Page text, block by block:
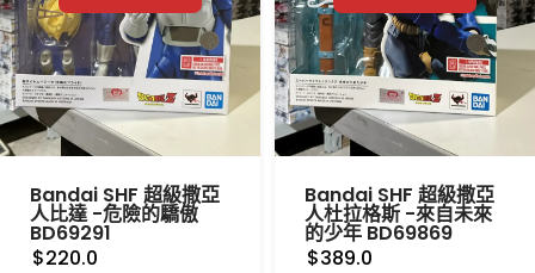
Bandai SHF 超級撒亞
人比達 -危險的驕傲
BD69291
$220.0
Bandai SHF 超級撒亞
人杜拉格斯 -來自未來
的少年 BD69869
$389.0